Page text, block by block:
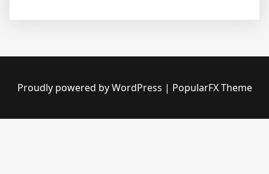
Proudly powered by WordPress | PopularFX Theme